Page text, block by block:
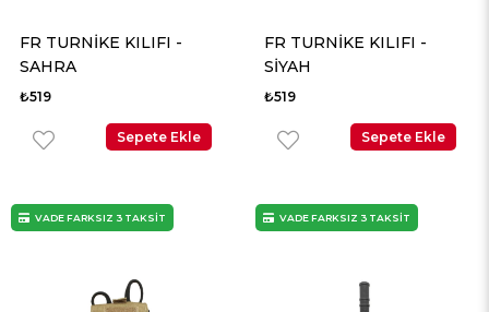
FR TURNİKE KILIFI -
SAHRA
₺519
Sepete Ekle
FR TURNİKE KILIFI -
SİYAH
₺519
Sepete Ekle
VADE FARKSIZ 3 TAKSİT VADE FARKSIZ 3 TAKSİT